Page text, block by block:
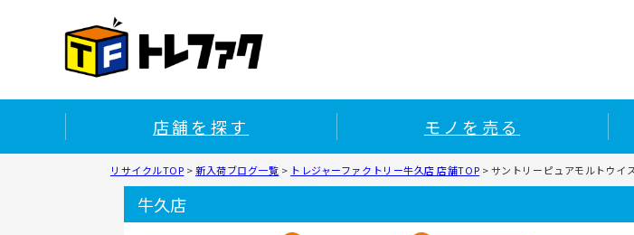
店舗を探す モノを売る
リサイクルTOP >新入荷ブログ一覧 > トレジャーファクトリー牛久店 店舗TOP >サントリーピュアモルトウイ
牛久店